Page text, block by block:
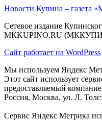
Новости Купина – газета
Сетевое издание
МКKUPINO.RU
Сайт работает на WordPress
Мы используем Яндекс
Этот сайт использует
предоставляемый
Россия, Москва, ул. Л.
Сервис Яндекс Метрика